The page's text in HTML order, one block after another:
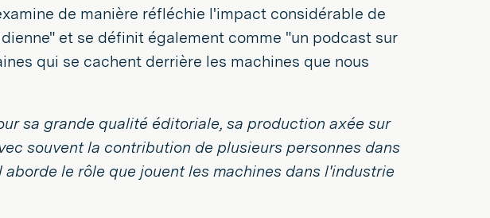
de manière réfléchie l'impact considérable de
et se définit également comme "un podcast sur
qui se cachent derrière les machines que nous
sa grande qualité éditoriale, sa production axée sur
souvent la contribution de plusieurs personnes dans
le rôle que jouent les machines dans l'industrie